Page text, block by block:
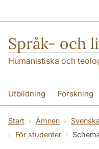
Språk- och
Humanistiska och
Utbildning Forskning
SOL-husen Kontakt
översättning till svenska
Start Ämnen
För studenter